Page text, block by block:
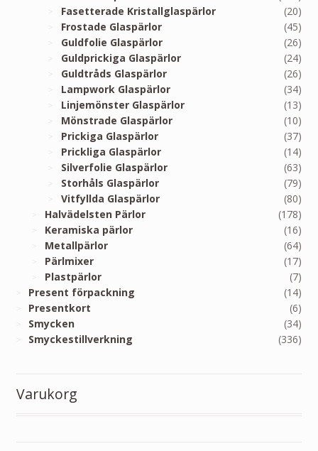
Fasetterade Kristallglaspärlor
(20)
Frostade Glaspärlor
(45)
Guldfolie Glaspärlor
(26)
Guldprickiga Glaspärlor
(24)
Guldtråds Glaspärlor
(26)
Lampwork Glaspärlor
(34)
Linjemönster Glaspärlor
(13)
Mönstrade Glaspärlor
(10)
Prickiga Glaspärlor
(37)
Prickliga Glaspärlor
(14)
Silverfolie Glaspärlor
(63)
Storhåls Glaspärlor
(79)
Vitfyllda Glaspärlor
(80)
Halvädelsten Pärlor
(178)
Keramiska pärlor
(16)
Metallpärlor
(64)
Pärlmixer
(17)
Plastpärlor
(7)
Present förpackning
(14)
Presentkort
(6)
Smycken
(34)
Smyckestillverkning
(336)
Varukorg